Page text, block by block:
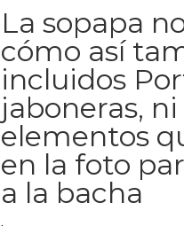
La sopapa
cómo así
incluidos
jaboneras,
elementos
en la foto
a la bacha
.